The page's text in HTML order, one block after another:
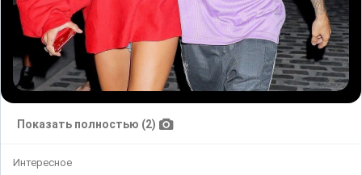
Показать полностью (2)
Интересное